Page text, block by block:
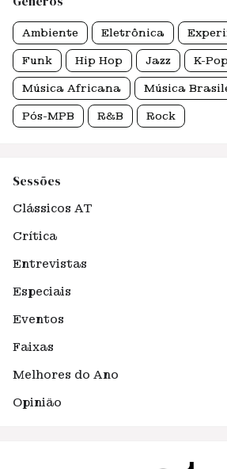
Ambiente Eletrônica
Funk Hip Hop Jazz K-
Música Africana Música
Pós-MPB R&B Rock
Sessões
Clássicos AT
Crítica
Entrevistas
Especiais
Eventos
Faixas
Melhores do Ano
Opinião